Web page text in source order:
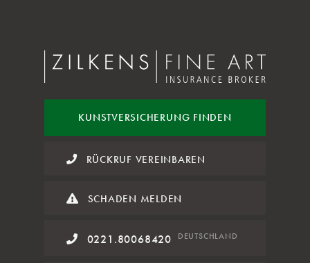
KUNSTVERSICHERUNG FINDEN
RÜCKRUF VEREINBAREN
SCHADEN MELDEN
0221.80068420 DEUTSCHLAND